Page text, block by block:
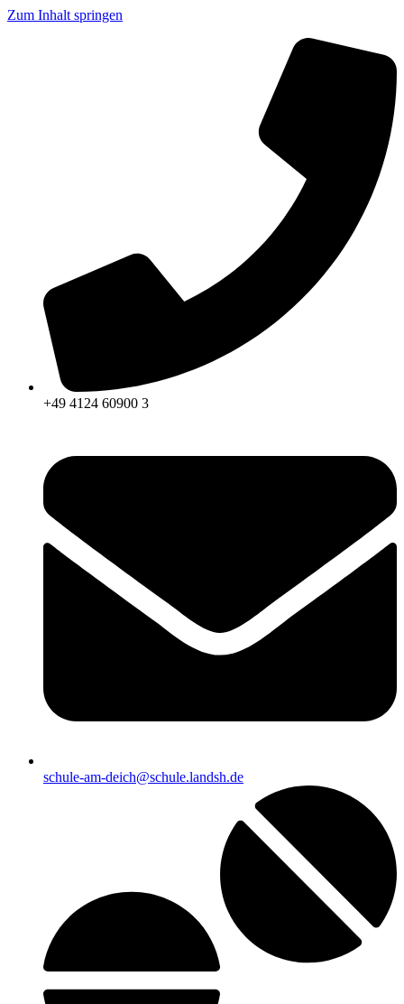
Zum Inhalt springen
+49 4124 60900 3
schule-am-deich@schule.landsh.de